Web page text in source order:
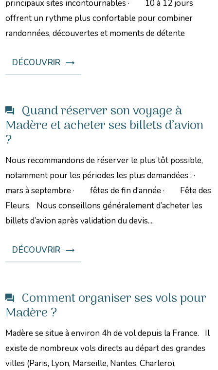
principaux sites incontournables · 10 à 12 jours
offrent un rythme plus confortable pour combiner
randonnées, découvertes et moments de détente
DÉCOUVRIR
Quand réserver son voyage à
Madère et acheter ses billets d’avion
?
Nous recommandons de réserver le plus tôt possible,
notamment pour les périodes les plus demandées : ·
mars à septembre · fêtes de fin d’année · Fête des
Fleurs. Nous conseillons généralement d’acheter les
billets d’avion après validation du devis....
DÉCOUVRIR
Comment organiser ses vols pour
Madère ?
Madère se situe à environ 4h de vol depuis la France. Il
existe de nombreux vols directs au départ des grandes
villes (Paris, Lyon, Marseille, Nantes, Charleroi,